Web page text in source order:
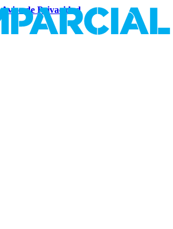
Aviso de Privacidad